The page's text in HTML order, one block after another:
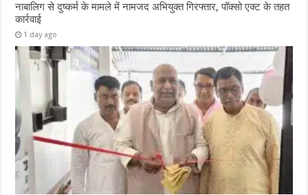
नाबालिग से दुष्कर्म के मामले में नामजद अभियुक्त गिरफ्तार, पॉक्सो एक्ट के तहत
कार्रवाई
1 day ago